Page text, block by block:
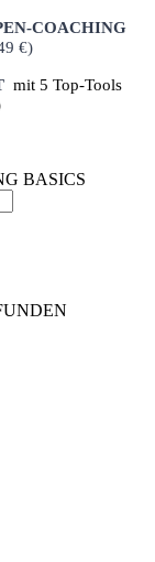
COACHING
€)
mit 5 Top-Tools
BASICS